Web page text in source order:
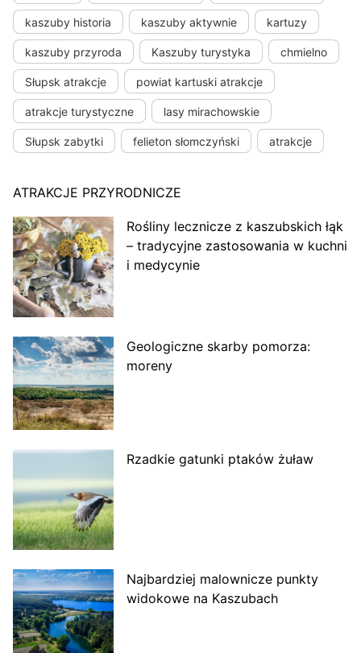
kaszuby historia kaszuby aktywnie kartuzy
kaszuby przyroda Kaszuby turystyka chmielno
Słupsk atrakcje powiat kartuski atrakcje
atrakcje turystyczne lasy mirachowskie
Słupsk zabytki felieton słomczyński atrakcje
ATRAKCJE PRZYRODNICZE
Rośliny lecznicze z kaszubskich łąk
– tradycyjne zastosowania w kuchni
i medycynie
Geologiczne skarby pomorza:
moreny
Rzadkie gatunki ptaków żuław
Najbardziej malownicze punkty
widokowe na Kaszubach